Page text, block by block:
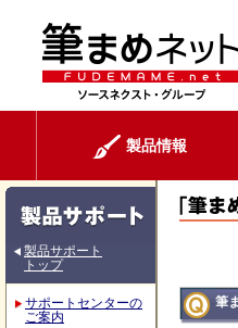
製品情報
製品サポート
トップ
サポートセンターの
ご案内
筆